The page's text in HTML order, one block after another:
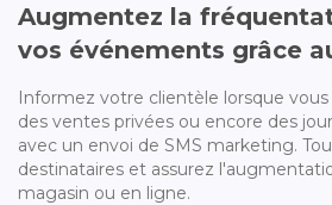
Augmentez la
vos événements grâce
Informez votre clientèle lorsque vous
des ventes privées ou encore des
avec un envoi de SMS marketing.
destinataires et assurez
magasin ou en ligne.